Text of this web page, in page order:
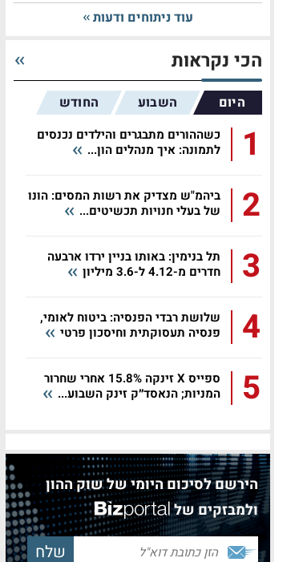
עוד ניתוחים ודעות
הכי נקראות
היום השבוע החודש
1
כשההורים מתבגרים והילדים נכנסים
לתמונה: איך מנהלים הון...
2
ביהמ"ש מצדיק את רשות המסים: הונו
של בעלי חנויות תכשיטים...
3
תל בנימין: באותו בניין ירדו ארבעה
חדרים מ-4.12 ל-3.6 מיליון
4
שלושת רבדי הפנסיה: ביטוח לאומי,
פנסיה תעסוקתית וחיסכון פרטי
5
ספייס X זינקה 15.8% אחרי שחרור
המניות; הנאסד״ק זינק השבוע...
הירשם לסיכום היומי של שוק ההון
ולמבזקים של